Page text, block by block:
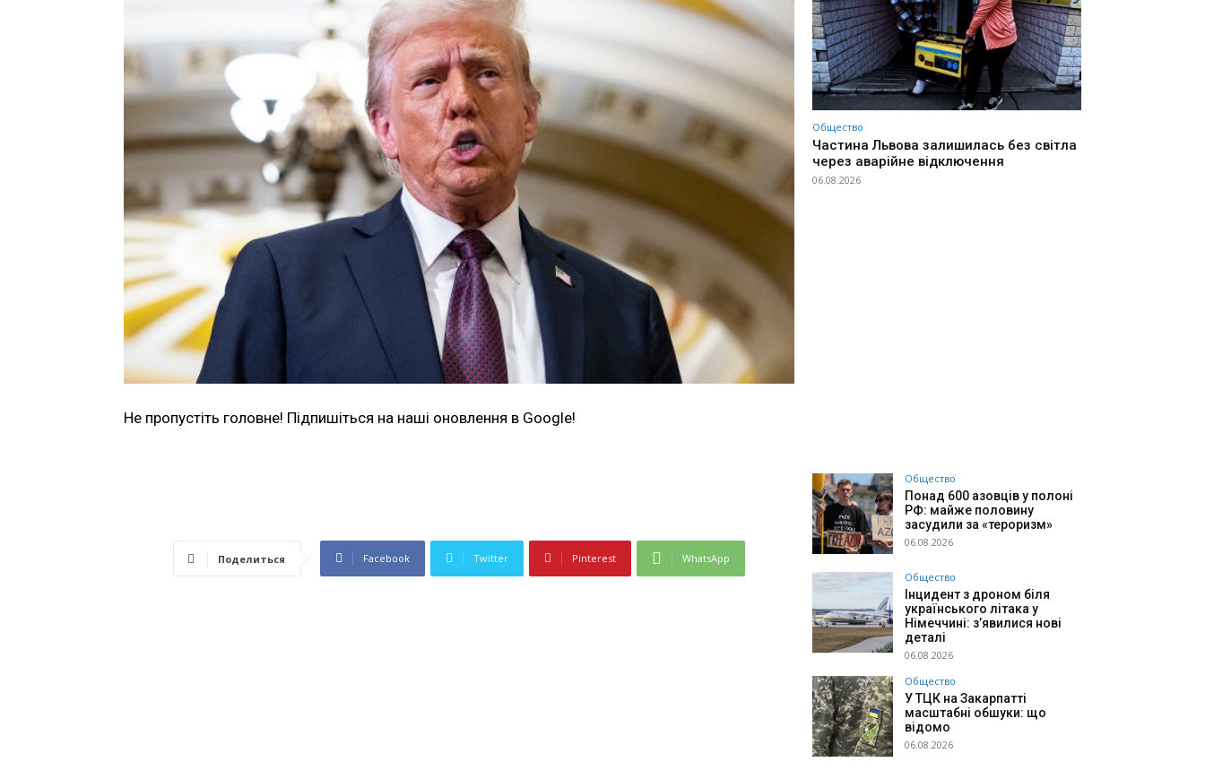
Не пропустіть головне! Підпишіться на наші оновлення в Google!
Поделиться Facebook Twitter Pinterest WhatsApp
Общество
Частина Львова залишилась без світла
через аварійне відключення
06.08.2026
Общество
Понад 600 азовців у полоні
РФ: майже половину
засудили за «тероризм»
06.08.2026
Общество
Інцидент з дроном біля
українського літака у
Німеччині: з’явилися нові
деталі
06.08.2026
Общество
У ТЦК на Закарпатті
масштабні обшуки: що
відомо
06.08.2026